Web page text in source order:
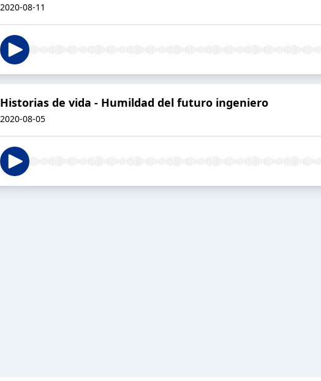
2020-08-11
Historias de vida - Humildad del futuro ingeniero
2020-08-05